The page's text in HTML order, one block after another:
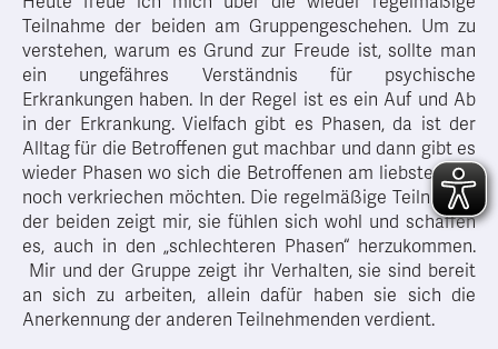
Teilnahme der beiden am Gruppengeschehen. Um zu
verstehen, warum es Grund zur Freude ist, sollte man
ein ungefähres Verständnis für psychische
Erkrankungen haben. In der Regel ist es ein Auf und Ab
in der Erkrankung. Vielfach gibt es Phasen, da ist der
Alltag für die Betroffenen gut machbar und dann gibt es
wieder Phasen wo sich die Betroffenen am liebsten nur
noch verkriechen möchten. Die regelmäßige Teilnahme
der beiden zeigt mir, sie fühlen sich wohl und schaffen
es, auch in den „schlechteren Phasen“ herzukommen.
Mir und der Gruppe zeigt ihr Verhalten, sie sind bereit
an sich zu arbeiten, allein dafür haben sie sich die
Anerkennung der anderen Teilnehmenden verdient.